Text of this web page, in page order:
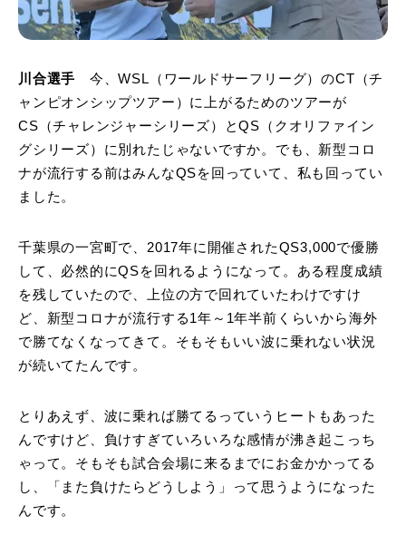
川合選手 今、WSL（ワールドサーフリーグ）のCT（チ
ャンピオンシップツアー）に上がるためのツアーが
CS（チャレンジャーシリーズ）とQS（クオリファイン
グシリーズ）に別れたじゃないですか。でも、新型コロ
ナが流行する前はみんなQSを回っていて、私も回ってい
ました。
千葉県の一宮町で、2017年に開催されたQS3,000で優勝
して、必然的にQSを回れるようになって。ある程度成績
を残していたので、上位の方で回れていたわけですけ
ど、新型コロナが流行する1年～1年半前くらいから海外
で勝てなくなってきて。そもそもいい波に乗れない状況
が続いてたんです。
とりあえず、波に乗れば勝てるっていうヒートもあった
んですけど、負けすぎていろいろな感情が沸き起こっち
ゃって。そもそも試合会場に来るまでにお金かかってる
し、「また負けたらどうしよう」って思うようになった
んです。